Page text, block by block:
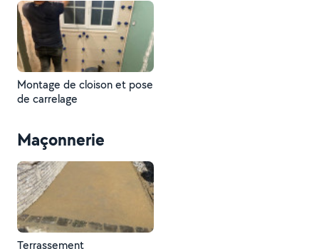
Montage de cloison et pose
de carrelage
Maçonnerie
Terrassement